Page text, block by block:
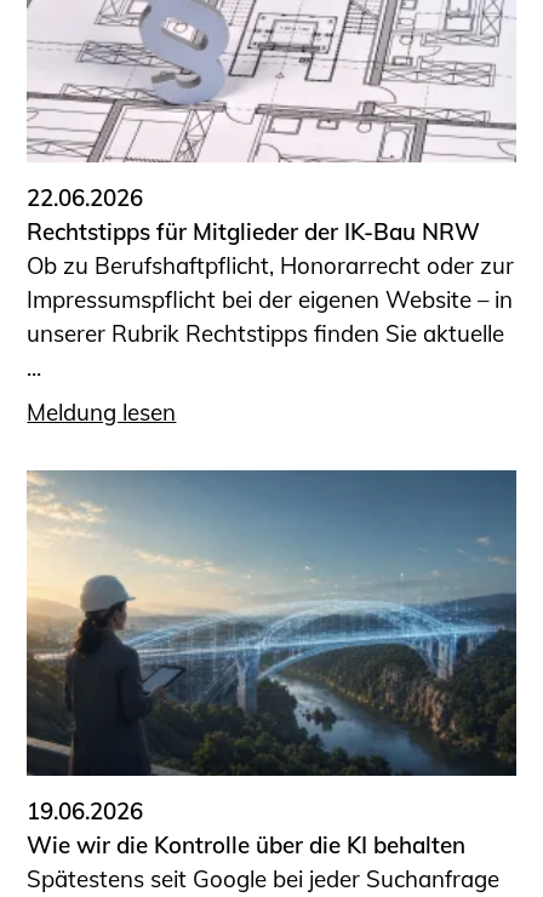
22.06.2026
Rechtstipps für Mitglieder der IK-Bau NRW
Ob zu Berufshaftpflicht, Honorarrecht oder zur
Impressumspflicht bei der eigenen Website – in
unserer Rubrik Rechtstipps finden Sie aktuelle
...
Meldung lesen
19.06.2026
Wie wir die Kontrolle über die KI behalten
Spätestens seit Google bei jeder Suchanfrage